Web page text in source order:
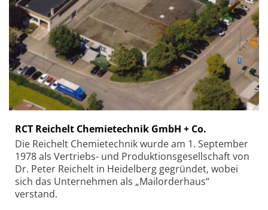
RCT Reichelt Chemietechnik GmbH + Co.
Die Reichelt Chemietechnik wurde am 1. September
1978 als Vertriebs- und Produktionsgesellschaft von
Dr. Peter Reichelt in Heidelberg gegründet, wobei
sich das Unternehmen als „Mailorderhaus“
verstand.